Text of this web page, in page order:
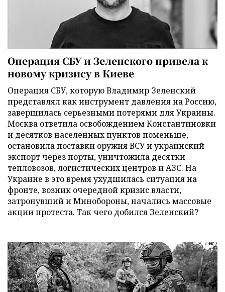
Операция СБУ и Зеленского привела к
новому кризису в Киеве
Операция СБУ, которую Владимир Зеленский
представлял как инструмент давления на Россию,
завершилась серьезными потерями для Украины.
Москва ответила освобождением Константиновки
и десятков населенных пунктов поменьше,
остановила поставки оружия ВСУ и украинский
экспорт через порты, уничтожила десятки
тепловозов, логистических центров и АЗС. На
Украине в это время ухудшилась ситуация на
фронте, возник очередной кризис власти,
затронувший и Минобороны, начались массовые
акции протеста. Так чего добился Зеленский?